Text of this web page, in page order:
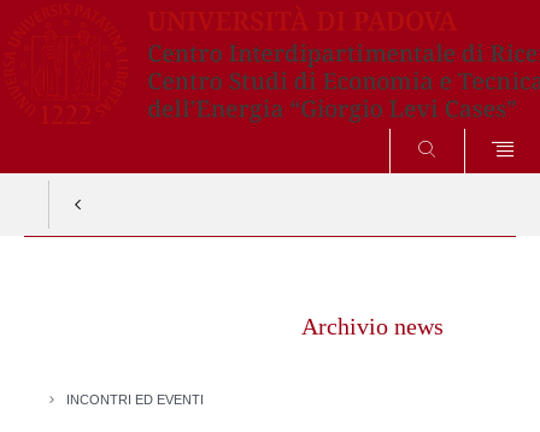
CERCA
Archivio news
INCONTRI ED EVENTI